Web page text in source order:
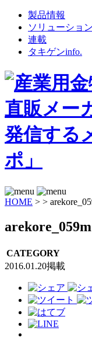
製品情報
ソリューション
連載
タキゲンinfo.
HOME > >
arekore_059m
CATEGORY
2016.01.20掲載